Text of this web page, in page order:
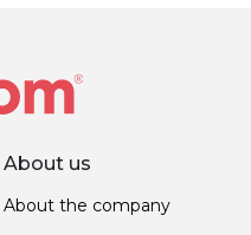
About us
About the company